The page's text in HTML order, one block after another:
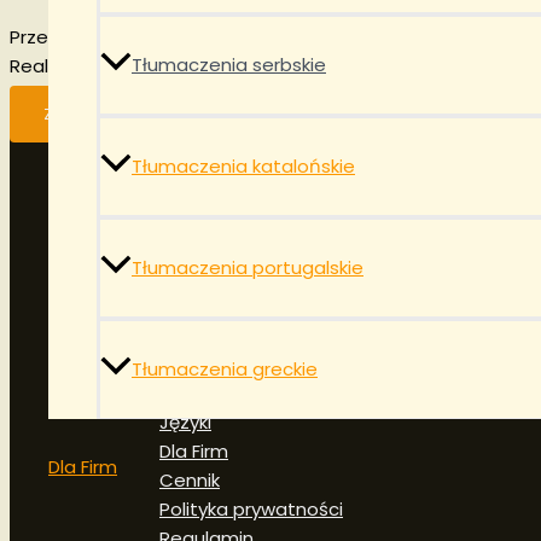
Tłumaczenia serbskie
Tłumaczenia katalońskie
Tłumaczenia portugalskie
Tłumaczenia greckie
Dla Firm
Prześlij dokument do wyceny — odpowiadamy zazwyczaj
Realizacja możliwa jużod 24 godzin
ZAPYTAJ O WYCENĘ
Home
Języki
Dla Firm
Cennik
Polityka prywatności